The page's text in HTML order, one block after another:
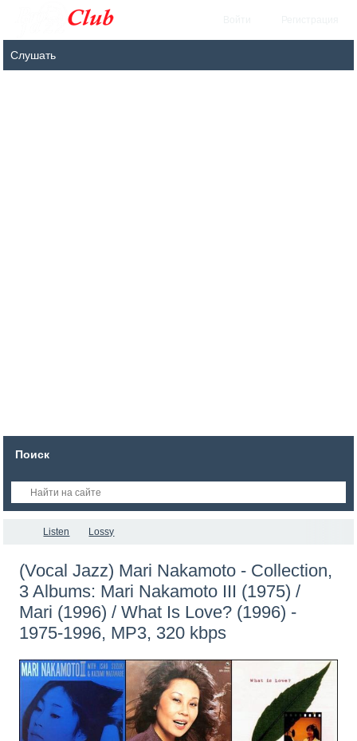
Поиск
Listen Lossy
(Vocal Jazz) Mari Nakamoto - Collection,
3 Albums: Mari Nakamoto III (1975) /
Mari (1996) / What Is Love? (1996) -
1975-1996, MP3, 320 kbps